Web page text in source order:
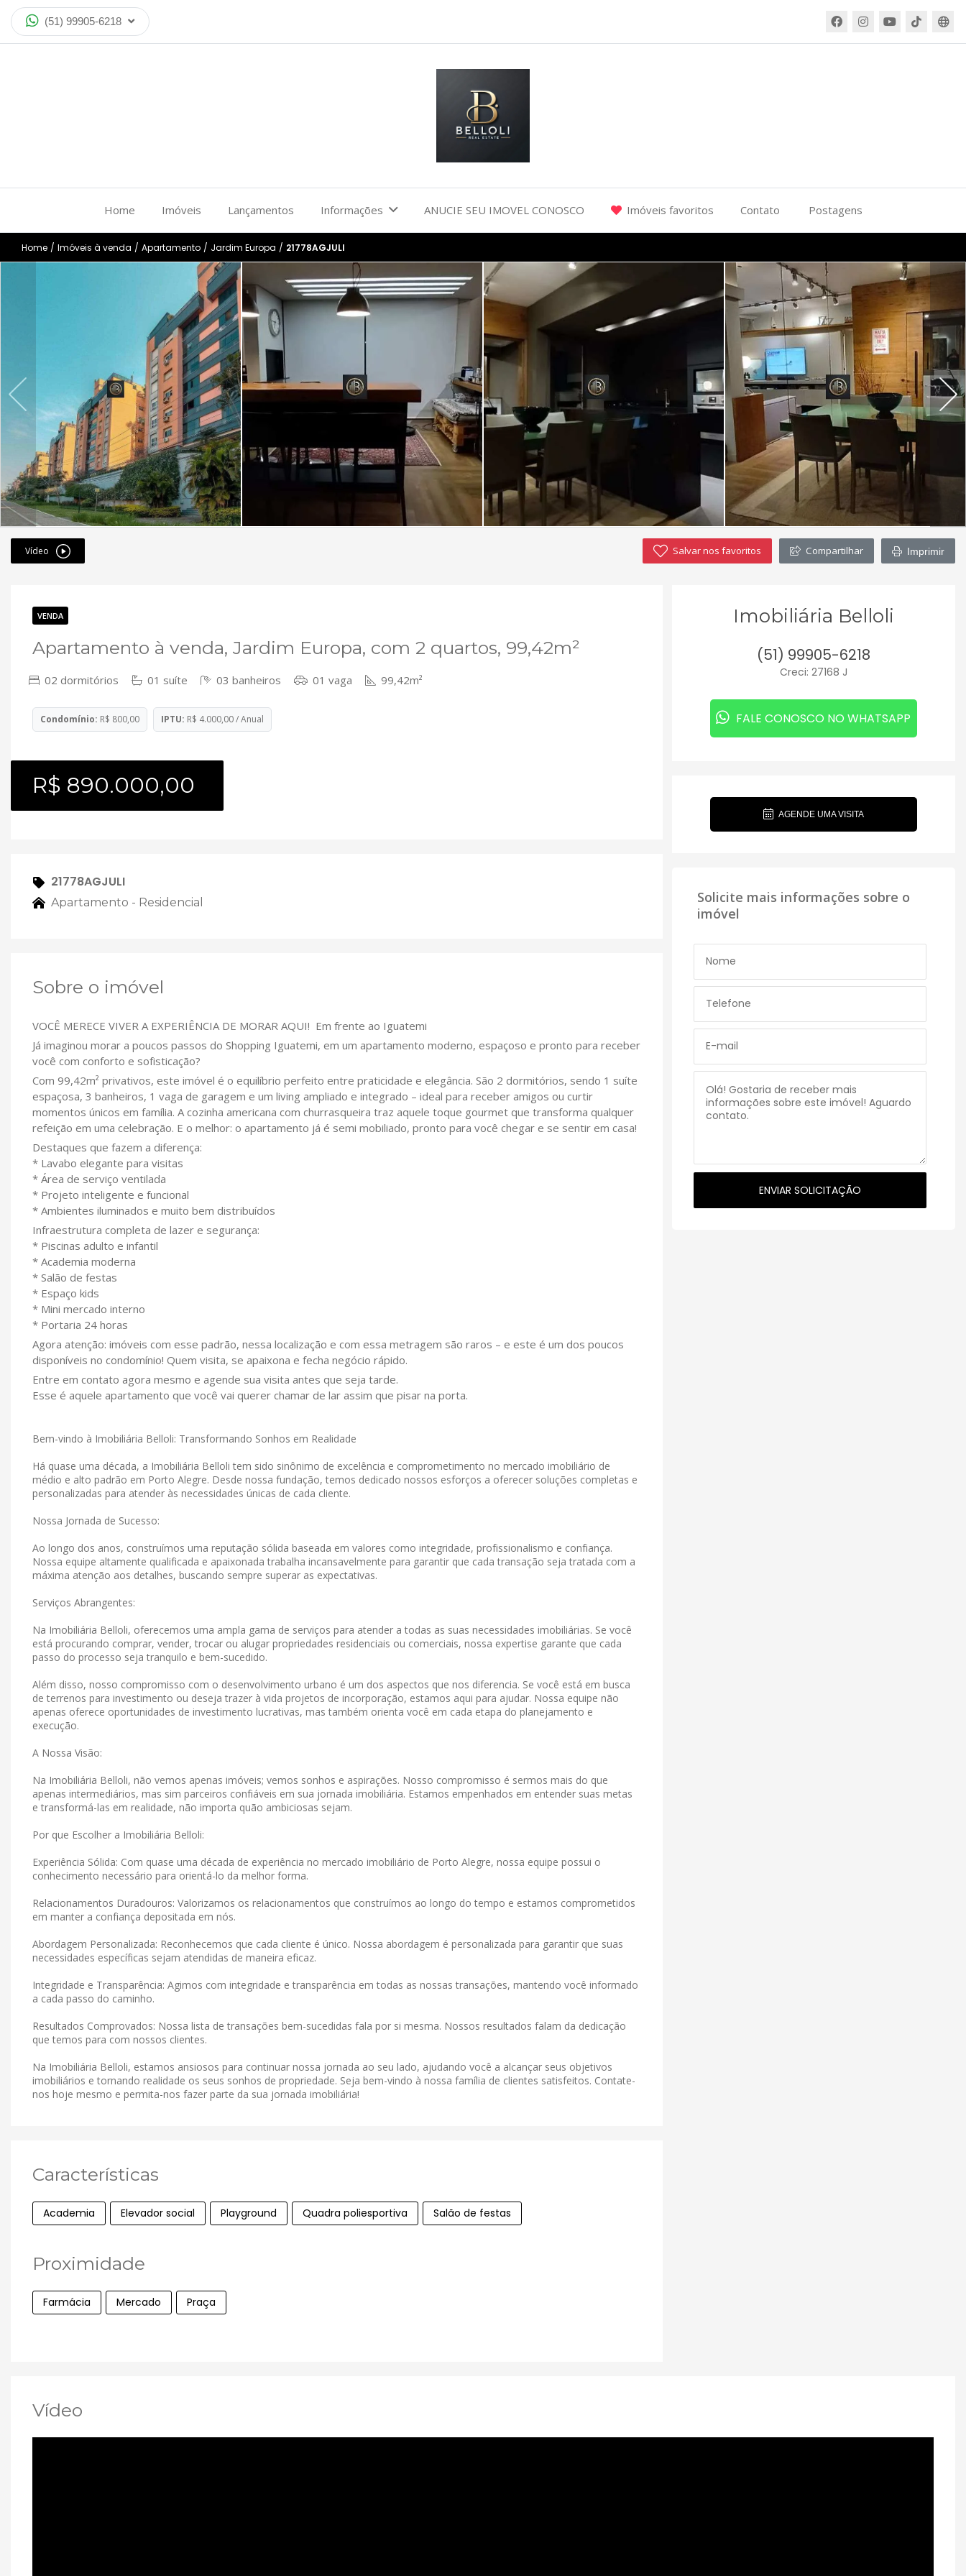
(51) 99905-6218
Home Imóveis Lançamentos Informações ANUCIE SEU IMOVEL CONOSCO Imóveis favoritos Contato Postagens
Home / Imóveis à venda / Apartamento / Jardim Europa / 21778AGJULI
Vídeo Salvar nos favoritos Compartilhar Imprimir
VENDA
Apartamento à venda, Jardim Europa, com 2 quartos, 99,42m²
02 dormitórios 01 suíte 03 banheiros 01 vaga 99,42m²
Condomínio: R$ 800,00 IPTU: R$ 4.000,00 / Anual
R$ 890.000,00
21778AGJULI
Apartamento - Residencial
Sobre o imóvel
VOCÊ MERECE VIVER A EXPERIÊNCIA DE MORAR AQUI! Em frente ao Iguatemi
Já imaginou morar a poucos passos do Shopping Iguatemi, em um apartamento moderno, espaçoso e pronto para receber
você com conforto e sofisticação?
Com 99,42m² privativos, este imóvel é o equilíbrio perfeito entre praticidade e elegância. São 2 dormitórios, sendo 1 suíte
espaçosa, 3 banheiros, 1 vaga de garagem e um living ampliado e integrado – ideal para receber amigos ou curtir
momentos únicos em família. A cozinha americana com churrasqueira traz aquele toque gourmet que transforma qualquer
refeição em uma celebração. E o melhor: o apartamento já é semi mobiliado, pronto para você chegar e se sentir em casa!
Destaques que fazem a diferença:
* Lavabo elegante para visitas
* Área de serviço ventilada
* Projeto inteligente e funcional
* Ambientes iluminados e muito bem distribuídos
Infraestrutura completa de lazer e segurança:
* Piscinas adulto e infantil
* Academia moderna
* Salão de festas
* Espaço kids
* Mini mercado interno
* Portaria 24 horas
Agora atenção: imóveis com esse padrão, nessa localização e com essa metragem são raros – e este é um dos poucos
disponíveis no condomínio! Quem visita, se apaixona e fecha negócio rápido.
Entre em contato agora mesmo e agende sua visita antes que seja tarde.
Esse é aquele apartamento que você vai querer chamar de lar assim que pisar na porta.
Bem-vindo à Imobiliária Belloli: Transformando Sonhos em Realidade
Há quase uma década, a Imobiliária Belloli tem sido sinônimo de excelência e comprometimento no mercado imobiliário de
médio e alto padrão em Porto Alegre. Desde nossa fundação, temos dedicado nossos esforços a oferecer soluções completas e
personalizadas para atender às necessidades únicas de cada cliente.
Nossa Jornada de Sucesso:
Ao longo dos anos, construímos uma reputação sólida baseada em valores como integridade, profissionalismo e confiança.
Nossa equipe altamente qualificada e apaixonada trabalha incansavelmente para garantir que cada transação seja tratada com a
máxima atenção aos detalhes, buscando sempre superar as expectativas.
Serviços Abrangentes:
Na Imobiliária Belloli, oferecemos uma ampla gama de serviços para atender a todas as suas necessidades imobiliárias. Se você
está procurando comprar, vender, trocar ou alugar propriedades residenciais ou comerciais, nossa expertise garante que cada
passo do processo seja tranquilo e bem-sucedido.
Além disso, nosso compromisso com o desenvolvimento urbano é um dos aspectos que nos diferencia. Se você está em busca
de terrenos para investimento ou deseja trazer à vida projetos de incorporação, estamos aqui para ajudar. Nossa equipe não
apenas oferece oportunidades de investimento lucrativas, mas também orienta você em cada etapa do planejamento e
execução.
A Nossa Visão:
Na Imobiliária Belloli, não vemos apenas imóveis; vemos sonhos e aspirações. Nosso compromisso é sermos mais do que
apenas intermediários, mas sim parceiros confiáveis ​​em sua jornada imobiliária. Estamos empenhados em entender suas metas
e transformá-las em realidade, não importa quão ambiciosas sejam.
Por que Escolher a Imobiliária Belloli:
Experiência Sólida: Com quase uma década de experiência no mercado imobiliário de Porto Alegre, nossa equipe possui o
conhecimento necessário para orientá-lo da melhor forma.
Relacionamentos Duradouros: Valorizamos os relacionamentos que construímos ao longo do tempo e estamos comprometidos
em manter a confiança depositada em nós.
Abordagem Personalizada: Reconhecemos que cada cliente é único. Nossa abordagem é personalizada para garantir que suas
necessidades específicas sejam atendidas de maneira eficaz.
Integridade e Transparência: Agimos com integridade e transparência em todas as nossas transações, mantendo você informado
a cada passo do caminho.
Resultados Comprovados: Nossa lista de transações bem-sucedidas fala por si mesma. Nossos resultados falam da dedicação
que temos para com nossos clientes.
Na Imobiliária Belloli, estamos ansiosos para continuar nossa jornada ao seu lado, ajudando você a alcançar seus objetivos
imobiliários e tornando realidade os seus sonhos de propriedade. Seja bem-vindo à nossa família de clientes satisfeitos. Contate-
nos hoje mesmo e permita-nos fazer parte da sua jornada imobiliária!
Características
Academia Elevador social Playground Quadra poliesportiva Salão de festas
Proximidade
Farmácia Mercado Praça
Imobiliária Belloli
(51) 99905-6218
Creci: 27168 J
FALE CONOSCO NO WHATSAPP
AGENDE UMA VISITA
Solicite mais informações sobre o
imóvel
Vídeo